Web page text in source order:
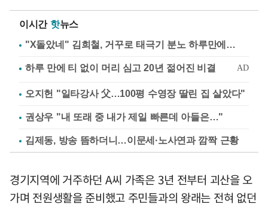
이시간 핫뉴스
"X돌았네" 김희철, 거꾸로 태극기 분노 하루만에…
오지헌 "일타강사 父…100평 수영장 딸린 집 살았다"
권상우 "내 또래 중 내가 제일 빠른데 아들은…"
김제동, 방송 뜸하더니…이문세·노사연과 깜짝 근황
경기지역에 거주하던 A씨 가족은 3년 전부터 괴산을 오
가며 전원생활을 준비했고 주민들과의 왕래는 전혀 없던